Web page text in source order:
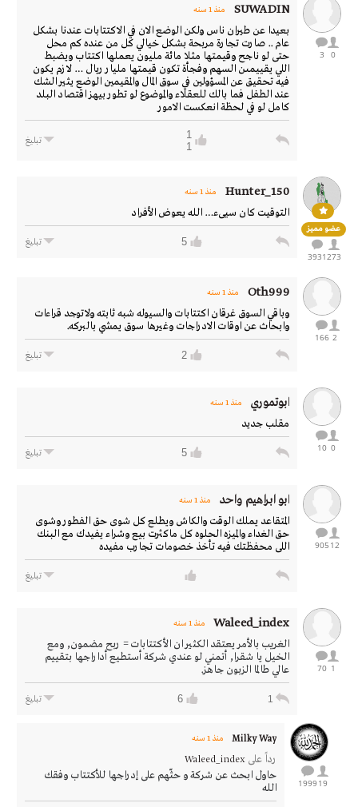
0
3
SUWADIN منذ 1 سنه
بعيدا عن طيران ناس ولكن الوضع الان في الاكتتابات عندنا بشكل
عام .. صارت تجارة مربحة بشكل خيالي كل من عنده كم محل
حتى لو ناجح وقيمتها مثلا مائة مليون يعملها اكتتاب ويضبط
اللي يقييمىن السهم وفجأة تكون قيمتها مليار ريال … لازم يكون
فيه تحقيق عن المسؤولين في سوق المال والمقيمين الوضع يثير الشك
عند الطفل فما بالك للعقلاء والموضوع لو تطور بيهز اقتصاد البلد
كامل لو في لحظة انعكست الامور
1
1
تبليغ
عضو مميز
273
3931
Hunter_150 منذ 1 سنه
التوقيت كان سيىء… الله يعوض الأفراد
5 تبليغ
2
166
Oth999 منذ 1 سنه
وباقي السوق غرقان اكتتابات والسيوله شبه ثابته ولاتوجد قراءات
وابحاث عن اوقات الادراجات وغيرها سوق يمشي بالبركه.
2 تبليغ
0
10
ابوتموري منذ 1 سنه
مقلب جديد
5 تبليغ
12
905
ابو ابراهيم واحد منذ 1 سنه
المتقاعد يملك الوقت والكاش ويطلع كل شوى حق الفطور وشوى
حق الغداء والميزه الحلوه كل ماكثرت بيع وشراء يفيدك مع البنك
اللى محفظتك فيه تأخذ خصومات تجارب مفيده
تبليغ
1
70
Waleed_index منذ 1 سنه
الغريب بالأمر يعتقد الكثير ان الأكتتابات = ربح مضمون, ومع
الخيل يا شقرا, أتمني لو عندي شركة أستطيع أداراجها بتقييم
عالي طالما الزبون جاهز.
1
6 تبليغ
19
1999
Milky Way منذ 1 سنه
رداً على Waleed_index
حاول ابحث عن شركة و حثّهم على إدراجها للأكتتاب وفقك
الله